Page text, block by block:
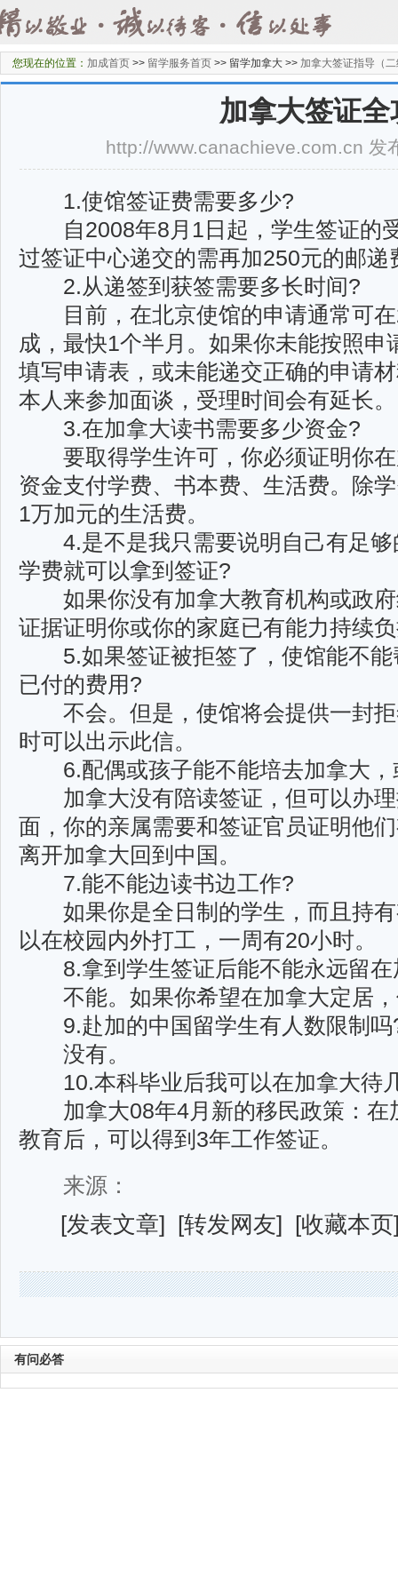
您现在的位置： 加成首页 >> 留学服务首页 >> 留学加拿大 >> 加拿大签证指导（
加拿大签证全
http://www.canachieve.com.cn 发
1.使馆签证费需要多少?
自2008年8月1日起，学生签证的
过签证中心递交的需再加250元的邮递
2.从递签到获签需要多长时间?
目前，在北京使馆的申请通常可在
成，最快1个半月。如果你未能按照申
填写申请表，或未能递交正确的申请
本人来参加面谈，受理时间会有延长。
3.在加拿大读书需要多少资金?
要取得学生许可，你必须证明你在
资金支付学费、书本费、生活费。除
1万加元的生活费。
4.是不是我只需要说明自己有足够
学费就可以拿到签证?
如果你没有加拿大教育机构或政府
证据证明你或你的家庭已有能力持续
5.如果签证被拒签了，使馆能不能
已付的费用?
不会。但是，使馆将会提供一封拒
时可以出示此信。
6.配偶或孩子能不能培去加拿大，
加拿大没有陪读签证，但可以办理
面，你的亲属需要和签证官员证明他
离开加拿大回到中国。
7.能不能边读书边工作?
如果你是全日制的学生，而且持有
以在校园内外打工，一周有20小时。
8.拿到学生签证后能不能永远留在
不能。如果你希望在加拿大定居，
9.赴加的中国留学生有人数限制吗
没有。
10.本科毕业后我可以在加拿大待
加拿大08年4月新的移民政策：在
教育后，可以得到3年工作签证。
来源：
[发表文章] [转发网友] [收藏本页
有问必答